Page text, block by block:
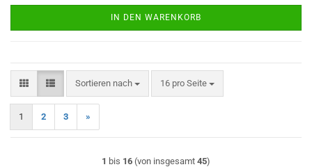
IN DEN WARENKORB
Sortieren nach
Sortieren nach 16 pro Seite
pro Seite
1 2 3 »
1 bis 16 (von insgesamt 45)